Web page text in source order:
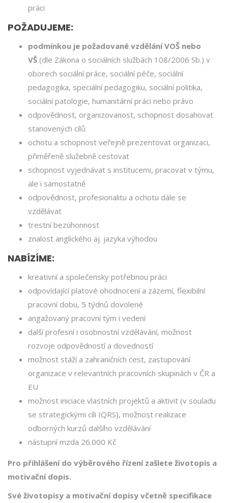
práci
POŽADUJEME:
podmínkou je požadované vzdělání VOŠ nebo
VŠ (dle Zákona o sociálních službách 108/2006 Sb.) v
oborech sociální práce, sociální péče, sociální
pedagogika, speciální pedagogiku, sociální politika,
sociální patologie, humanitární práci nebo právo
odpovědnost, organizovanost, schopnost dosahovat
stanovených cílů
ochotu a schopnost veřejně prezentovat organizaci,
přiměřeně služebně cestovat
schopnost vyjednávat s institucemi, pracovat v týmu,
ale i samostatně
odpovědnost, profesionalitu a ochotu dále se
vzdělávat
trestní bezúhonnost
znalost anglického aj. jazyka výhodou
NABÍZÍME:
kreativní a společensky potřebnou práci
odpovídající platové ohodnocení a zázemí, flexibilní
pracovní dobu, 5 týdnů dovolené
angažovaný pracovní tým i vedení
další profesní i osobnostní vzdělávání, možnost
rozvoje odpovědností a dovedností
možnost stáží a zahraničních cest, zastupování
organizace v relevantních pracovních skupinách v ČR a
EU
možnost iniciace vlastních projektů a aktivit (v souladu
se strategickými cíli IQRS), možnost realizace
odborných kurzů dalšího vzdělávání
nástupní mzda 26.000 Kč
Pro přihlášení do výběrového řízení zašlete životopis a
motivační dopis.
Své životopisy a motivační dopisy včetně specifikace